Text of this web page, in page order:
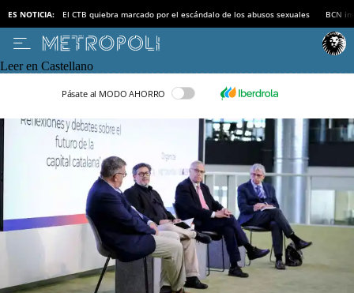
ES NOTICIA: El CTB quiebra marcado por el escándalo de los abusos sexuales BCN
Leer en Castellano
Pásate al MODO AHORRO